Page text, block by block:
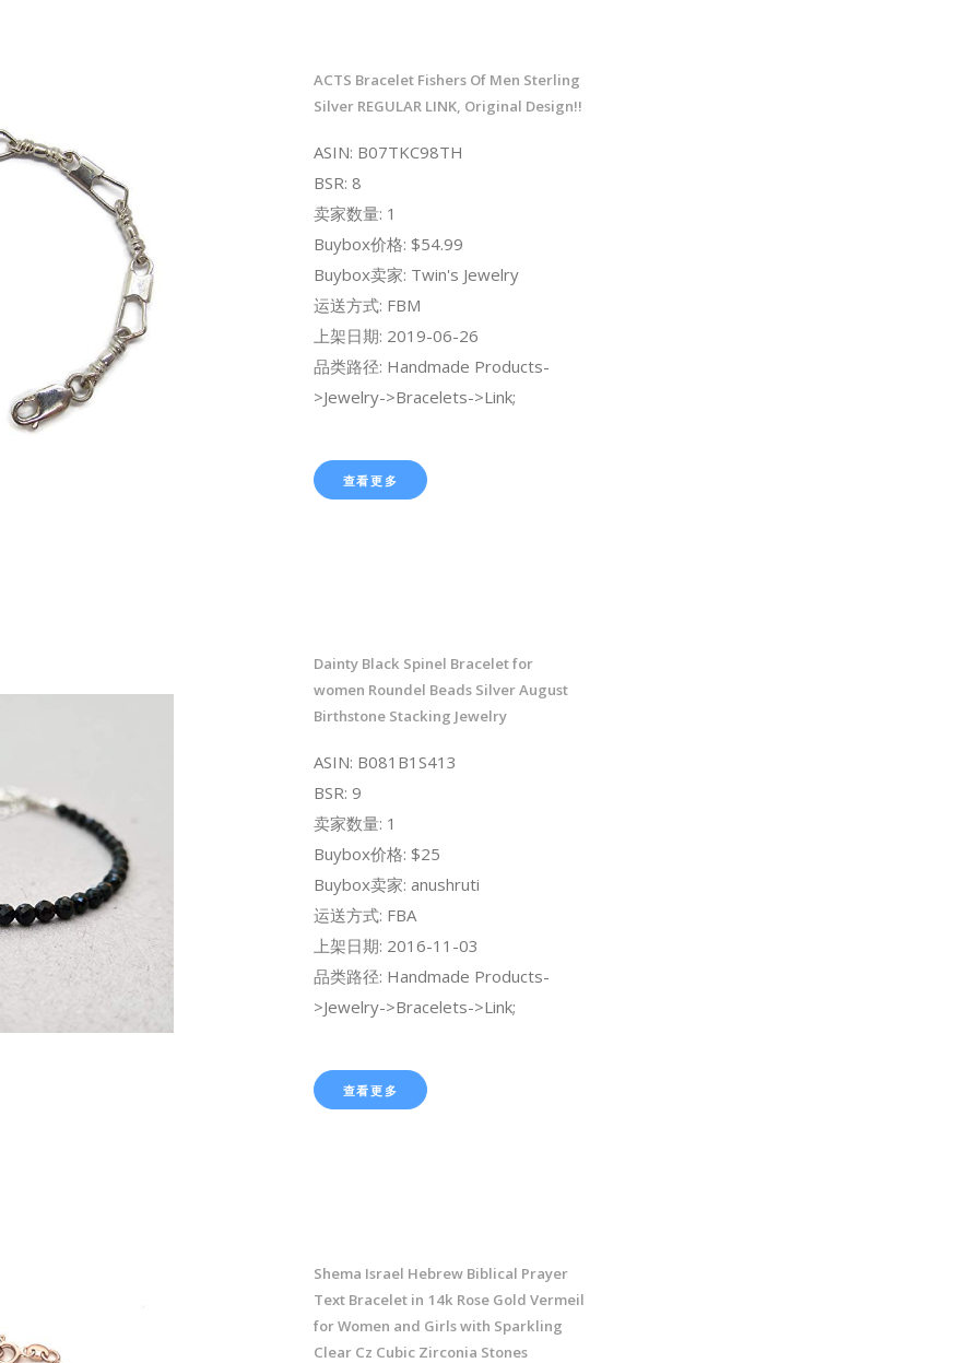
ACTS Bracelet Fishers Of Men Sterling
Silver REGULAR LINK, Original Design!!
ASIN: B07TKC98TH
BSR: 8
卖家数量: 1
Buybox价格: $54.99
Buybox卖家: Twin's Jewelry
运送方式: FBM
上架日期: 2019-06-26
品类路径: Handmade Products-
>Jewelry->Bracelets->Link;
查看更多
Dainty Black Spinel Bracelet for
women Roundel Beads Silver August
Birthstone Stacking Jewelry
ASIN: B081B1S413
BSR: 9
卖家数量: 1
Buybox价格: $25
Buybox卖家: anushruti
运送方式: FBA
上架日期: 2016-11-03
品类路径: Handmade Products-
>Jewelry->Bracelets->Link;
查看更多
Shema Israel Hebrew Biblical Prayer
Text Bracelet in 14k Rose Gold Vermeil
for Women and Girls with Sparkling
Clear Cz Cubic Zirconia Stones